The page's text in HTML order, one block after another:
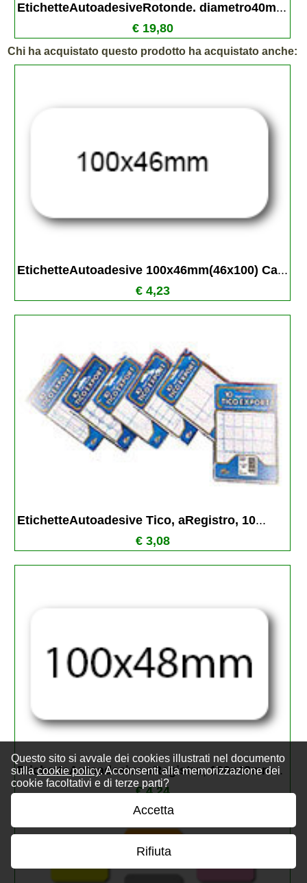
Questo sito si avvale dei cookies illustrati nel documento
sullacookie policy. Acconsenti alla memorizzazione dei
cookie facoltativi e di terze parti?
Accetta
Rifiuta
EtichetteAutoadesiveRotonde. diametro40m...
€ 19,80
Chi ha acquistato questo prodotto ha acquistato anche:
EtichetteAutoadesive 100x46mm(46x100) Ca...
€ 4,23
EtichetteAutoadesive Tico, aRegistro, 10...
€ 3,08
EtichetteAutoadesive aRegistro, 100x48mm...
€ 4,24